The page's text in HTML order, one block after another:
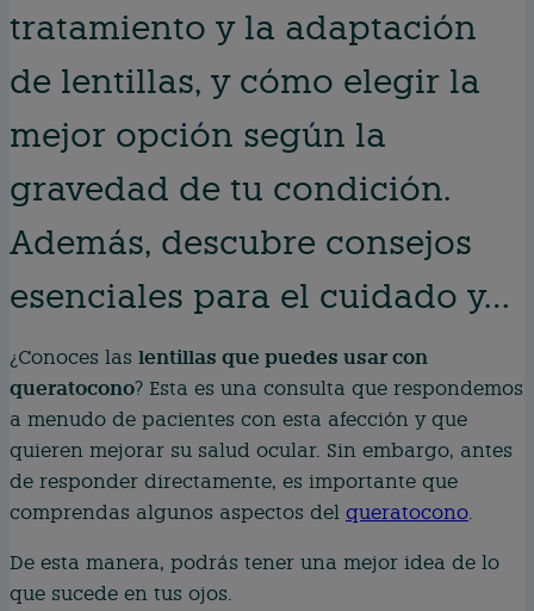
tratamiento y la adaptación
de lentillas, y cómo elegir la
mejor opción según la
gravedad de tu condición.
Además, descubre consejos
esenciales para el cuidado y…
¿Conoces las lentillas que puedes usar con
queratocono? Esta es una consulta que respondemos
a menudo de pacientes con esta afección y que
quieren mejorar su salud ocular. Sin embargo, antes
de responder directamente, es importante que
comprendas algunos aspectos del queratocono.
De esta manera, podrás tener una mejor idea de lo
que sucede en tus ojos.